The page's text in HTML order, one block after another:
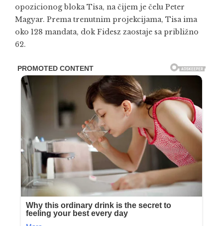
opozicionog bloka Tisa, na čijem je čelu Peter
Magyar. Prema trenutnim projekcijama, Tisa ima
oko 128 mandata, dok Fidesz zaostaje sa približno
62.